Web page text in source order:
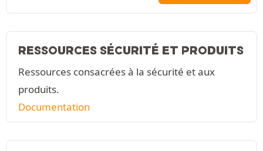
RESSOURCES SÉCURITÉ ET PRODUITS
Ressources consacrées à la sécurité et aux
produits.
Documentation